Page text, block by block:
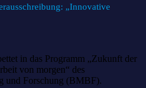
„Innovative
in das Programm „Zukunft der
von morgen“ des
und Forschung (BMBF).